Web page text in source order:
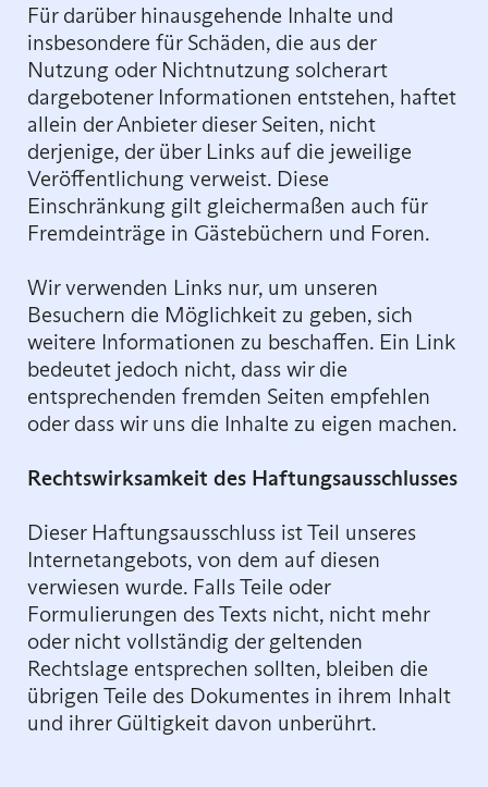
Für darüber hinausgehende Inhalte und
insbesondere für Schäden, die aus der
Nutzung oder Nichtnutzung solcherart
dargebotener Informationen entstehen, haftet
allein der Anbieter dieser Seiten, nicht
derjenige, der über Links auf die jeweilige
Veröffentlichung verweist. Diese
Einschränkung gilt gleichermaßen auch für
Fremdeinträge in Gästebüchern und Foren.
Wir verwenden Links nur, um unseren
Besuchern die Möglichkeit zu geben, sich
weitere Informationen zu beschaffen. Ein Link
bedeutet jedoch nicht, dass wir die
entsprechenden fremden Seiten empfehlen
oder dass wir uns die Inhalte zu eigen machen.
Rechtswirksamkeit des Haftungsausschlusses
Dieser Haftungsausschluss ist Teil unseres
Internetangebots, von dem auf diesen
verwiesen wurde. Falls Teile oder
Formulierungen des Texts nicht, nicht mehr
oder nicht vollständig der geltenden
Rechtslage entsprechen sollten, bleiben die
übrigen Teile des Dokumentes in ihrem Inhalt
und ihrer Gültigkeit davon unberührt.